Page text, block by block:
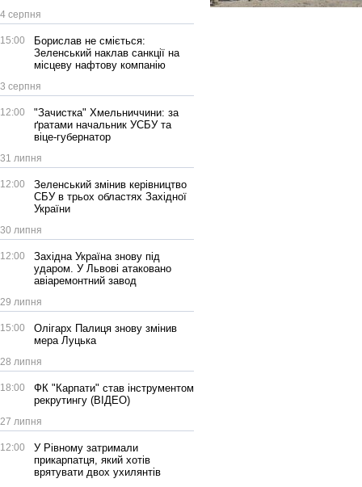
4 серпня
15:00
Борислав не сміється:
Зеленський наклав санкції на
місцеву нафтову компанію
3 серпня
12:00
"Зачистка" Хмельниччини: за
ґратами начальник УСБУ та
віце-губернатор
31 липня
12:00
Зеленський змінив керівництво
СБУ в трьох областях Західної
України
30 липня
12:00
Західна Україна знову під
ударом. У Львові атаковано
авіаремонтний завод
29 липня
15:00
Олігарх Палиця знову змінив
мера Луцька
28 липня
18:00
ФК "Карпати" став інструментом
рекрутингу (ВІДЕО)
27 липня
12:00
У Рівному затримали
прикарпатця, який хотів
врятувати двох ухилянтів